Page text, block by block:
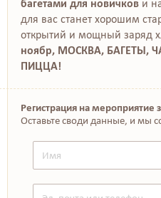
багетами для новичков и
для вас станет хорошим
открытий и мощный заряд
ноябр, МОСКВА, БАГЕТЫ,
ПИЦЦА!
Регистрация на мероприятие
Оставьте своди данные, и мы